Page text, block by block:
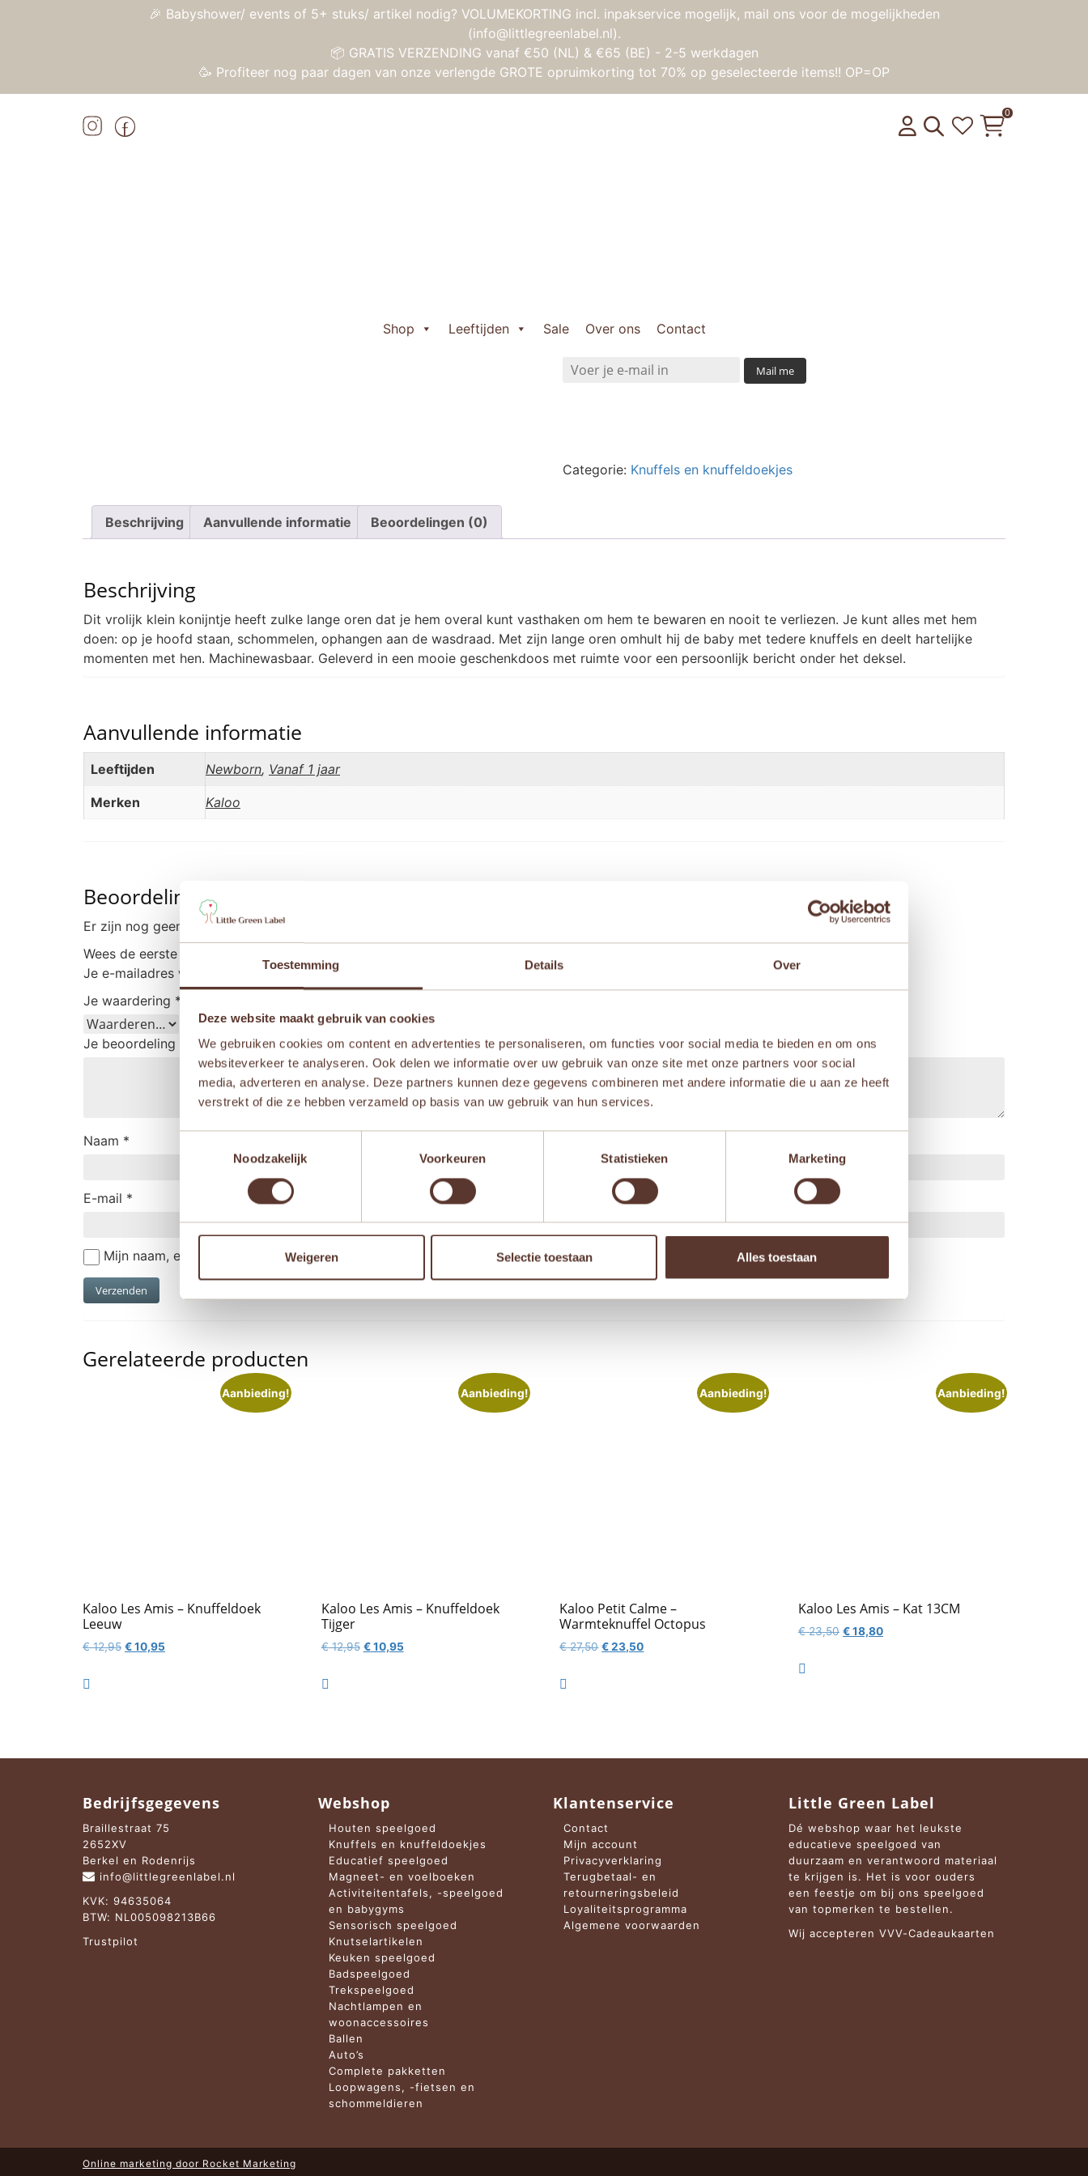
Toestemming Details Over
Deze website maakt gebruik van cookies
We gebruiken cookies om content en advertenties te personaliseren, om functies voor social media te bieden en om ons
websiteverkeer te analyseren. Ook delen we informatie over uw gebruik van onze site met onze partners voor social
media, adverteren en analyse. Deze partners kunnen deze gegevens combineren met andere informatie die u aan ze heeft
verstrekt of die ze hebben verzameld op basis van uw gebruik van hun services.
Noodzakelijk
Voorkeuren Statistieken Marketing
Weigeren Selectie toestaan Alles toestaan
🎉 Babyshower/ events of 5+ stuks/ artikel nodig? VOLUMEKORTING incl. inpakservice mogelijk, mail ons voor de mogelijkheden
(info@littlegreenlabel.nl).
📦 GRATIS VERZENDING vanaf €50 (NL) & €65 (BE) - 2-5 werkdagen
🥳 Profiteer nog paar dagen van onze verlengde GROTE opruimkorting tot 70% op geselecteerde items!! OP=OP
0
Shop Leeftijden Sale Over ons Contact
Wil je weten wanneer het product weer op voorraad is?
Mail me
Categorie: Knuffels en knuffeldoekjes
Beschrijving Aanvullende informatie Beoordelingen (0)
Beschrijving
Dit vrolijk klein konijntje heeft zulke lange oren dat je hem overal kunt vasthaken om hem te bewaren en nooit te verliezen. Je kunt alles met hem
doen: op je hoofd staan, schommelen, ophangen aan de wasdraad. Met zijn lange oren omhult hij de baby met tedere knuffels en deelt hartelijke
momenten met hen. Machinewasbaar. Geleverd in een mooie geschenkdoos met ruimte voor een persoonlijk bericht onder het deksel.
Aanvullende informatie
Leeftijden Newborn, Vanaf 1 jaar
Merken Kaloo
Beoordelingen
Er zijn nog geen beoordelingen.
Wees de eerste om “Kaloo Lapinoo – Konijn Okergeel” te beoordelen
Je e-mailadres wordt niet gepubliceerd. Vereiste velden zijn gemarkeerd met*
Je waardering *
Je beoordeling
Naam *
E-mail *
Mijn naam, e-mail en site opslaan in deze browser voor de volgende keer wanneer ik een reactie plaats.
Gerelateerde producten
Aanbieding!
Kaloo Les Amis – Knuffeldoek
Leeuw
€12,95 Oorspronkelijke
€10,95Huidige

Aanbieding!
Kaloo Les Amis – Knuffeldoek
Tijger
€12,95 Oorspronkelijke
€10,95Huidige

Aanbieding!
Kaloo Petit Calme –
Warmteknuffel Octopus
€27,50 Oorspronkelijke
€23,50Huidige

Aanbieding!
Kaloo Les Amis – Kat 13CM
€23,50 Oorspronkelijke
€18,80Huidige

Bedrijfsgegevens
Braillestraat 75
2652XV
Berkel en Rodenrijs
info@littlegreenlabel.nl
KVK: 94635064
BTW: NL005098213B66
Trustpilot
Webshop
Houten speelgoed
Knuffels en knuffeldoekjes
Educatief speelgoed
Magneet- en voelboeken
Activiteitentafels, -speelgoed
en babygyms
Sensorisch speelgoed
Knutselartikelen
Keuken speelgoed
Badspeelgoed
Trekspeelgoed
Nachtlampen en
woonaccessoires
Ballen
Auto’s
Complete pakketten
Loopwagens, -fietsen en
schommeldieren
Klantenservice
Contact
Mijn account
Privacyverklaring
Terugbetaal- en
retourneringsbeleid
Loyaliteitsprogramma
Algemene voorwaarden
Little Green Label
Dé webshop waar het leukste
educatieve speelgoed van
duurzaam en verantwoord materiaal
te krijgen is. Het is voor ouders
een feestje om bij ons speelgoed
van topmerken te bestellen.
Wij accepteren VVV-Cadeaukaarten
Online marketing door Rocket Marketing